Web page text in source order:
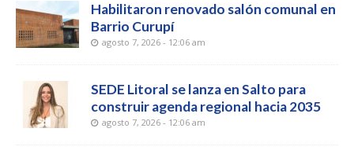
Habilitaron renovado salón comunal en
Barrio Curupí
agosto 7, 2026 - 12:06 am
SEDE Litoral se lanza en Salto para
construir agenda regional hacia 2035
agosto 7, 2026 - 12:06 am